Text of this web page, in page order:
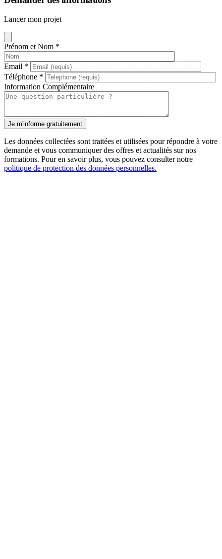
Lancer mon projet
Prénom et Nom *
Email *
Téléphone *
Information Complémentaire
Les données collectées sont traitées et utilisées pour répondre à votre
demande et vous communiquer des offres et actualités sur nos
formations. Pour en savoir plus, vous pouvez consulter notre
politique de protection des données personnelles.